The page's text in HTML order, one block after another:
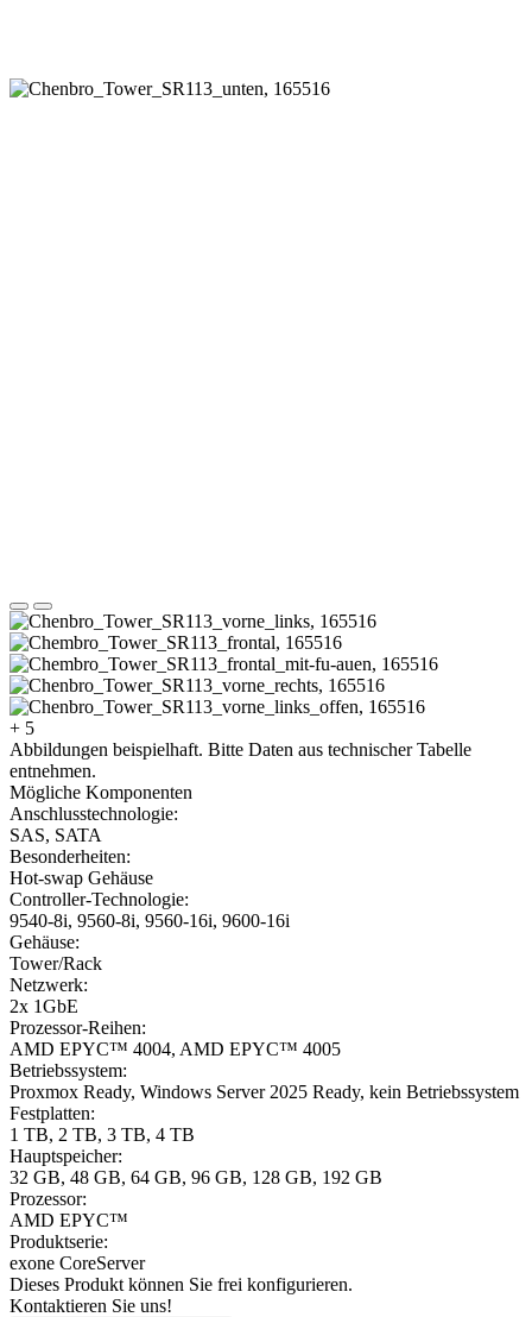
+ 5
Abbildungen beispielhaft. Bitte Daten aus technischer Tabelle
entnehmen.
Mögliche Komponenten
Anschlusstechnologie:
SAS, SATA
Besonderheiten:
Hot-swap Gehäuse
Controller-Technologie:
9540-8i, 9560-8i, 9560-16i, 9600-16i
Gehäuse:
Tower/Rack
Netzwerk:
2x 1GbE
Prozessor-Reihen:
AMD EPYC™ 4004, AMD EPYC™ 4005
Betriebssystem:
Proxmox Ready, Windows Server 2025 Ready, kein Betriebssystem
Festplatten:
1 TB, 2 TB, 3 TB, 4 TB
Hauptspeicher:
32 GB, 48 GB, 64 GB, 96 GB, 128 GB, 192 GB
Prozessor:
AMD EPYC™
Produktserie:
exone CoreServer
Dieses Produkt können Sie frei konfigurieren.
Kontaktieren Sie uns!